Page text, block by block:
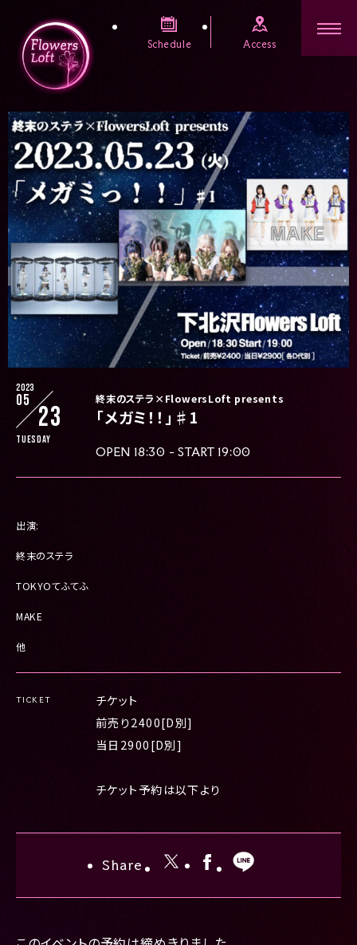
Schedule Access
2023
05
23
Tuesday
終末のステラ×FlowersLoft presents
「メガミ！！」♯1
OPEN 18:30 - START 19:00
出演:
終末のステラ
TOKYOてふてふ
MAKE
他
TICKET
チケット
前売り2400[D別]
当日2900[D別]
チケット予約は以下より
Share